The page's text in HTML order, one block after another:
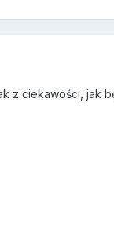
z ciekawości, jak